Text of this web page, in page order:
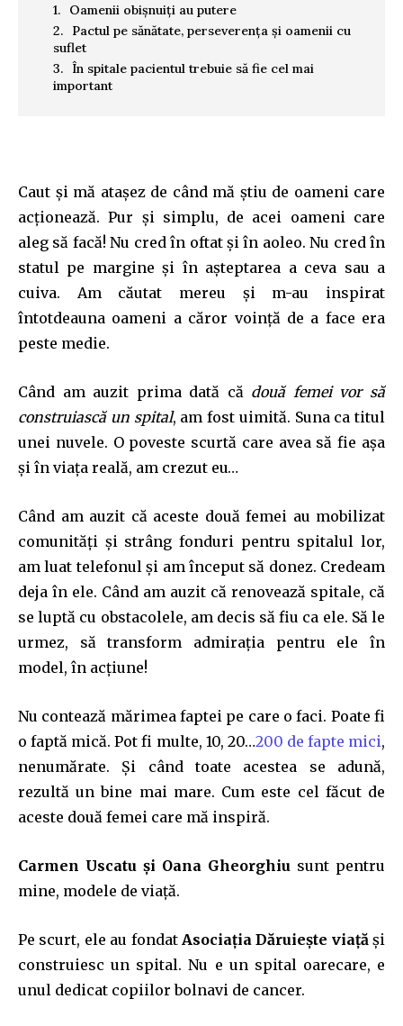
Oamenii obișnuiți au putere
Pactul pe sănătate, perseverența și oamenii cu
suflet
În spitale pacientul trebuie să fie cel mai
important
Caut și mă atașez de când mă știu de oameni care
acționează. Pur și simplu, de acei oameni care
aleg să facă! Nu cred în oftat și în aoleo. Nu cred în
statul pe margine și în așteptarea a ceva sau a
cuiva. Am căutat mereu și m-au inspirat
întotdeauna oameni a căror voință de a face era
peste medie.
Când am auzit prima dată că două femei vor să
construiască un spital, am fost uimită. Suna ca titul
unei nuvele. O poveste scurtă care avea să fie așa
și în viața reală, am crezut eu…
Când am auzit că aceste două femei au mobilizat
comunități și strâng fonduri pentru spitalul lor,
am luat telefonul și am început să donez. Credeam
deja în ele. Când am auzit că renovează spitale, că
se luptă cu obstacolele, am decis să fiu ca ele. Să le
urmez, să transform admirația pentru ele în
model, în acțiune!
Nu contează mărimea faptei pe care o faci. Poate fi
o faptă mică. Pot fi multe, 10, 20…200 de fapte mici,
nenumărate. Și când toate acestea se adună,
rezultă un bine mai mare. Cum este cel făcut de
aceste două femei care mă inspiră.
Carmen Uscatu și Oana Gheorghiu sunt pentru
mine, modele de viață.
Pe scurt, ele au fondat Asociația Dăruiește viață și
construiesc un spital. Nu e un spital oarecare, e
unul dedicat copiilor bolnavi de cancer.